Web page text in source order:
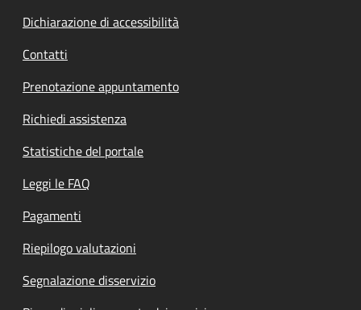
Dichiarazione di accessibilità
Contatti
Prenotazione appuntamento
Richiedi assistenza
Statistiche del portale
Leggi le FAQ
Pagamenti
Riepilogo valutazioni
Segnalazione disservizio